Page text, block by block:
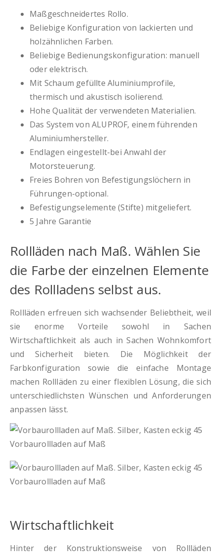
Maßgeschneidertes Rollo.
Beliebige Konfiguration von lackierten und
holzähnlichen Farben.
Beliebige Bedienungskonfiguration: manuell
oder elektrisch.
Mit Schaum gefüllte Aluminiumprofile,
thermisch und akustisch isolierend.
Hohe Qualität der verwendeten Materialien.
Das System von ALUPROF, einem führenden
Aluminiumhersteller.
Endlagen eingestellt-bei Anwahl der
Motorsteuerung.
Freies Bohren von Befestigungslöchern in
Führungen-optional.
Befestigungselemente (Stifte) mitgeliefert.
5 Jahre Garantie
Rollläden nach Maß. Wählen Sie
die Farbe der einzelnen Elemente
des Rollladens selbst aus.
Rollläden erfreuen sich wachsender Beliebtheit, weil
sie enorme Vorteile sowohl in Sachen
Wirtschaftlichkeit als auch in Sachen Wohnkomfort
und Sicherheit bieten. Die Möglichkeit der
Farbkonfiguration sowie die einfache Montage
machen Rollläden zu einer flexiblen Lösung, die sich
unterschiedlichsten Wünschen und Anforderungen
anpassen lässt.
Wirtschaftlichkeit
Hinter der Konstruktionsweise von Rollläden